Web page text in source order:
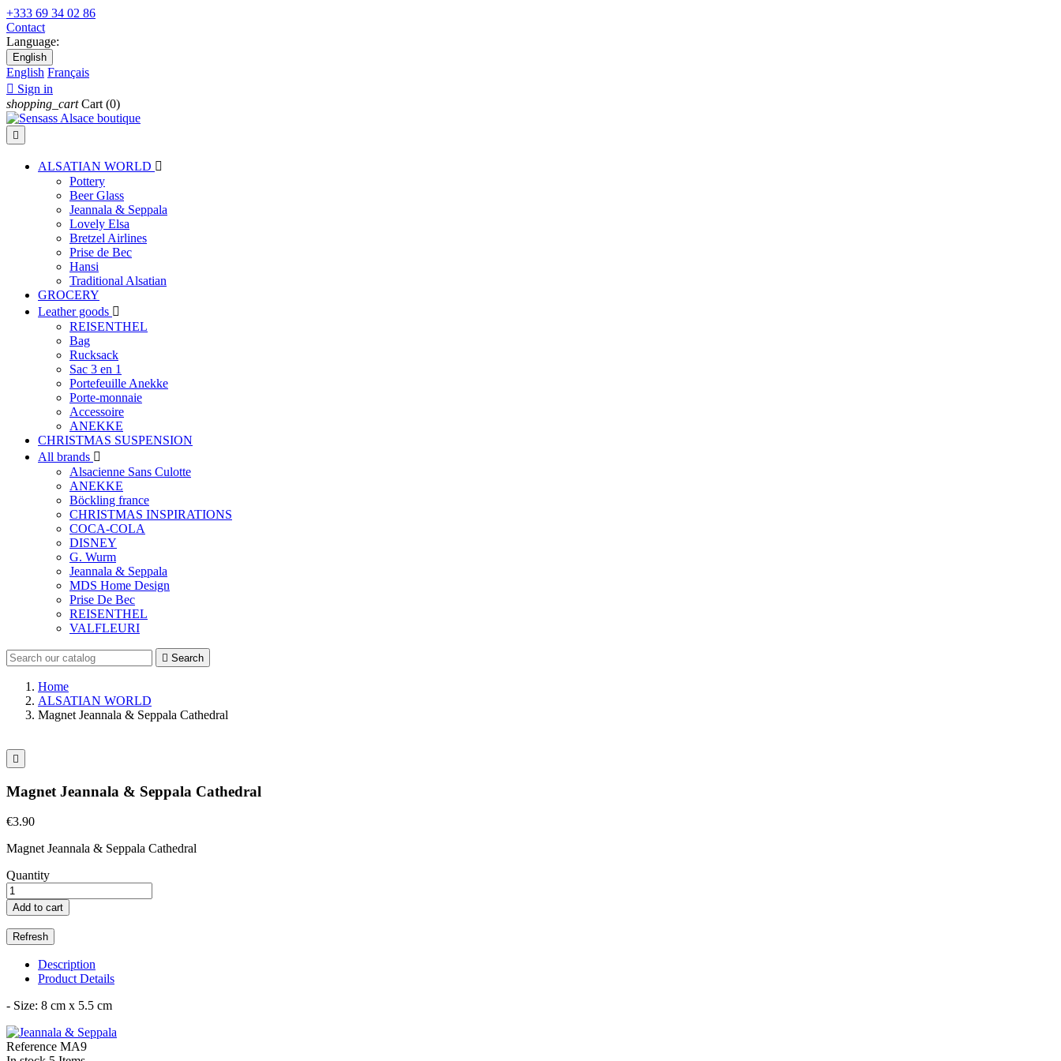
+333 69 34 02 86
Contact
Language:
English
English Français
 Sign in
shopping_cart Cart (0)

ALSATIAN WORLD 
Pottery
Beer Glass
Jeannala & Seppala
Lovely Elsa
Bretzel Airlines
Prise de Bec
Hansi
Traditional Alsatian
GROCERY
Leather goods 
REISENTHEL
Bag
Rucksack
Sac 3 en 1
Portefeuille Anekke
Porte-monnaie
Accessoire
ANEKKE
CHRISTMAS SUSPENSION
All brands 
Alsacienne Sans Culotte
ANEKKE
Böckling france
CHRISTMAS INSPIRATIONS
COCA-COLA
DISNEY
G. Wurm
Jeannala & Seppala
MDS Home Design
Prise De Bec
REISENTHEL
VALFLEURI
 Search
Home
ALSATIAN WORLD
Magnet Jeannala & Seppala Cathedral

Magnet Jeannala & Seppala Cathedral
€3.90
Magnet Jeannala & Seppala Cathedral
Quantity
Add to cart
Description
Product Details
- Size: 8 cm x 5.5 cm
Reference MA9